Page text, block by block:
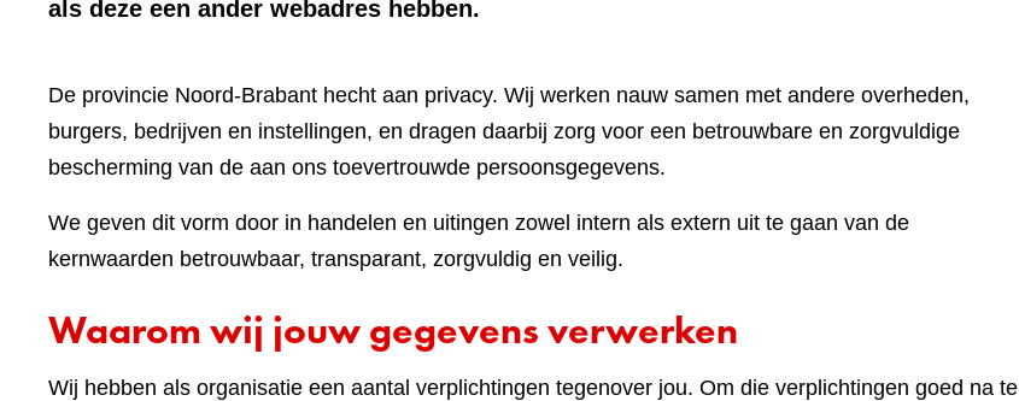
als deze een ander webadres hebben.
De provincie Noord-Brabant hecht aan privacy. Wij werken nauw samen met andere overheden,
burgers, bedrijven en instellingen, en dragen daarbij zorg voor een betrouwbare en zorgvuldige
bescherming van de aan ons toevertrouwde persoonsgegevens.
We geven dit vorm door in handelen en uitingen zowel intern als extern uit te gaan van de
kernwaarden betrouwbaar, transparant, zorgvuldig en veilig.
Waarom wij jouw gegevens verwerken
Wij hebben als organisatie een aantal verplichtingen tegenover jou. Om die verplichtingen goed na te